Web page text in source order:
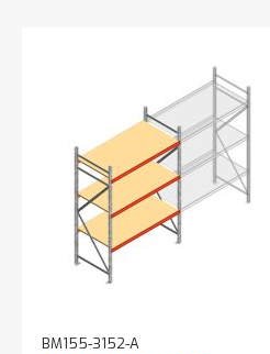
BM155-3152-A